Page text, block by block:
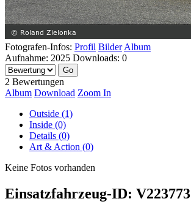
Fotografen-Infos: Profil Bilder Album
Aufnahme: 2025 Downloads: 0
2 Bewertungen
Album Download Zoom In
Outside (1)
Inside (0)
Details (0)
Art & Action (0)
Keine Fotos vorhanden
Einsatzfahrzeug-ID: V223773